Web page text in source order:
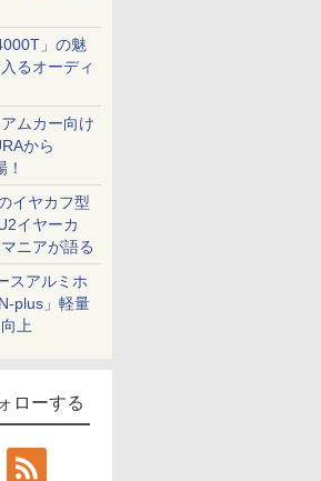
」の魅
るオーディ
ムカー向け
から
！
イヤカフ型
イヤーカ
ニアが語る
スアルミホ
plus」軽量
上
ローする